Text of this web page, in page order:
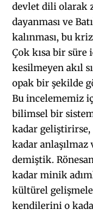
devlet dili olarak
dayanması ve
kalınması, bu
Çok kısa bir süre
kesilmeyen akıl
opak bir şekilde
Bu incelememiz
bilimsel bir
kadar geliştirirse,
kadar
demiştik.
kadar minik
kültürel
kendilerini o